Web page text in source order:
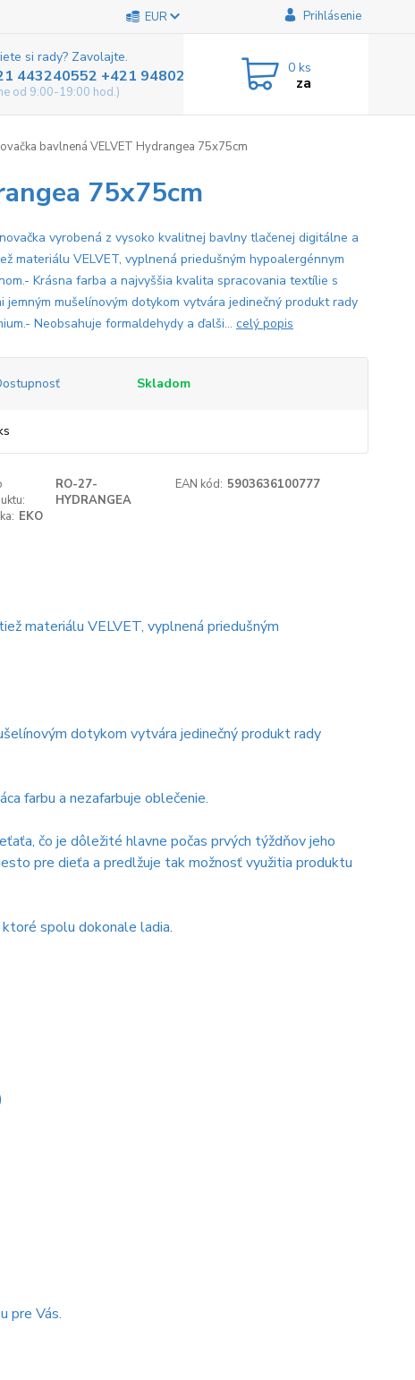
EUR Prihlásenie
si rady? Zavolajte.
443240552 +421 948025800
od 9:00-19:00 hod.)
0 ks
za
bavlnená VELVET Hydrangea 75x75cm
75x75cm
vyrobená z vysoko kvalitnej bavlny tlačenej digitálne a
materiálu VELVET, vyplnená priedušným hypoalergénnym
Krásna farba a najvyššia kvalita spracovania textílie s
jemným mušelínovým dotykom vytvára jedinečný produkt rady
Neobsahuje formaldehydy a ďalši... celý popis
Skladom
RO-27-
HYDRANGEA
EAN kód: 5903636100777
EKO
materiálu VELVET, vyplnená priedušným
dotykom vytvára jedinečný produkt rady
farbu a nezafarbuje oblečenie.
čo je dôležité hlavne počas prvých týždňov jeho
pre dieťa a predlžuje tak možnosť využitia produktu
spolu dokonale ladia.
pre Vás.